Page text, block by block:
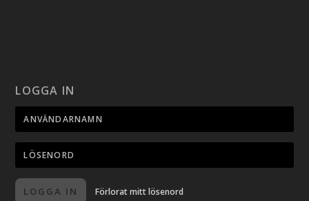
LOGGA IN
LOGGA IN Förlorat mitt lösenord